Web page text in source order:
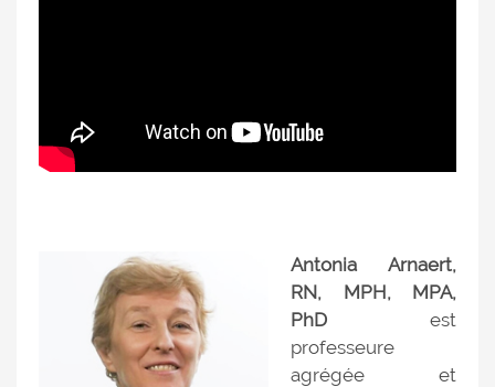
Antonia Arnaert,
RN, MPH, MPA,
PhD est
professeure
agrégée et